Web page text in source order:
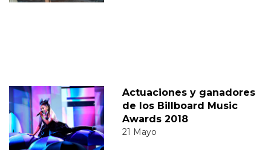
Actuaciones y ganadores
de los Billboard Music
Awards 2018
21 Mayo